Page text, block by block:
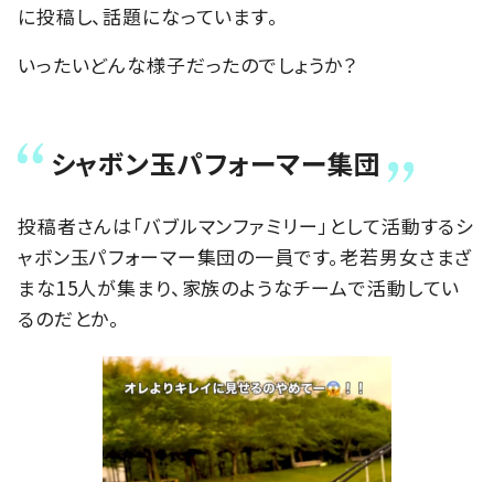
に投稿し、話題になっています。
いったいどんな様子だったのでしょうか？
シャボン玉パフォーマー集団
投稿者さんは「バブルマンファミリー」として活動するシ
ャボン玉パフォーマー集団の一員です。老若男女さまざ
まな15人が集まり、家族のようなチームで活動してい
るのだとか。